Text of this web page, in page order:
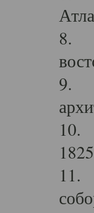
8.
9.
10.
11.